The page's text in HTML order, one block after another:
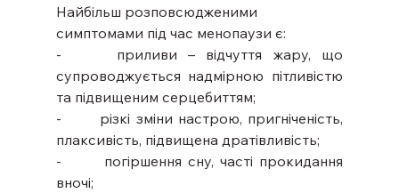
Найбільш розповсюдженими
симптомами під час менопаузи є:
-     приливи – відчуття жару, що
супроводжується надмірною пітливістю
та підвищеним серцебиттям;
-       різкі зміни настрою, пригніченість,
плаксивість, підвищена дратівливість;
-       погіршення сну, часті прокидання
вночі;